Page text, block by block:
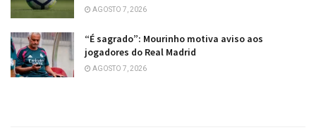
AGOSTO 7, 2026
“É sagrado”: Mourinho motiva aviso aos
jogadores do Real Madrid
AGOSTO 7, 2026